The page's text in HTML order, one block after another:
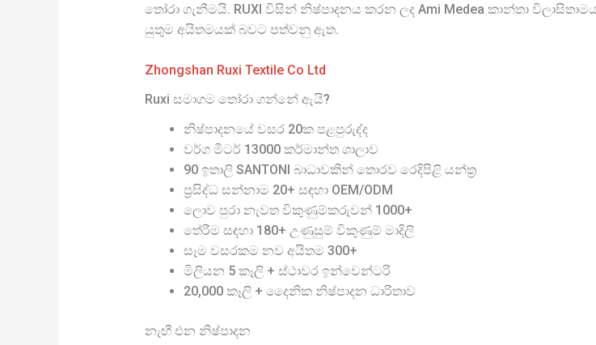
තෝරා ගැනීමයි. RUXI විසින් නිෂ්පාදනය කරන ලද Ami Medea කාන්තා
යුතුම අයිතමයක් බවට පත්වනු ඇත.
Zhongshan Ruxi Textile Co Ltd
Ruxi සමාගම තෝරා ගන්නේ ඇයි?
නිෂ්පාදනයේ වසර 20ක පළපුරුද්ද
වර්ග මීටර් 13000 කර්මාන්ත ශාලාව
90 ඉතාලි SANTONI බාධාවකින් තොරව රෙදිපිළි යන්ත්‍ර
ප්‍රසිද්ධ සන්නාම 20+ සඳහා OEM/ODM
ලොව පුරා නැවත විකුණුම්කරුවන් 1000+
තේරීම සඳහා 180+ උණුසුම් විකුණුම් මාදිලි
සෑම වසරකම නව අයිතම 300+
මිලියන 5 කෑලි + ස්ථාවර ඉන්වෙන්ටරි
20,000 කෑලි + දෛනික නිෂ්පාදන ධාරිතාව
නැඟී එන නිෂ්පාදන